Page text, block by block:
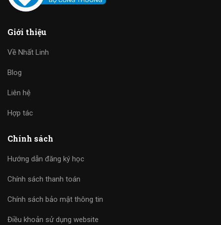
Giới thiệu
Về Nhất Linh
Blog
Liên hệ
Hợp tác
Chính sách
Hướng dẫn đăng ký học
Chính sách thanh toán
Chính sách bảo mật thông tin
Điều khoản sử dụng website